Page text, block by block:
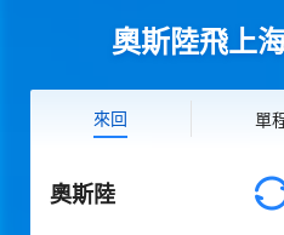
奧斯陸飛上
來回 單
奧斯陸